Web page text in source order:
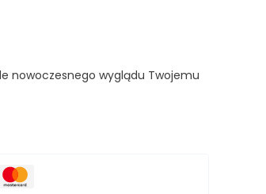
nowoczesnego wyglądu Twojemu